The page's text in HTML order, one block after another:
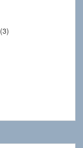
(3)